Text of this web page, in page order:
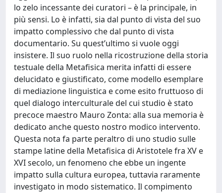
lo zelo incessante dei curatori – è la principale, in
più sensi. Lo è infatti, sia dal punto di vista del suo
impatto complessivo che dal punto di vista
documentario. Su quest’ultimo si vuole oggi
insistere. Il suo ruolo nella ricostruzione della storia
testuale della Metafisica merita infatti di essere
delucidato e giustificato, come modello esemplare
di mediazione linguistica e come esito fruttuoso di
quel dialogo interculturale del cui studio è stato
precoce maestro Mauro Zonta: alla sua memoria è
dedicato anche questo nostro modico intervento.
Questa nota fa parte peraltro di uno studio sulle
stampe latine della Metafisica di Aristotele fra XV e
XVI secolo, un fenomeno che ebbe un ingente
impatto sulla cultura europea, tuttavia raramente
investigato in modo sistematico. Il compimento